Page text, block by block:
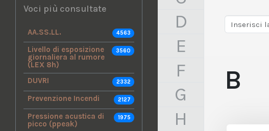
Voci più consultate
AA.SS.LL. 4563
Livello di esposizione
giornaliera al rumore
(LEX 8h)
3560
DUVRI 2332
Prevenzione Incendi 2127
Pressione acustica di
picco (ppeak)
1975
D
E
F
G
H
B